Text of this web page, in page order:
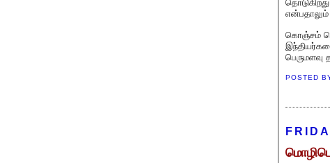
என்பதாலும்
கொஞ்சம்
பெருமளவு
POSTED